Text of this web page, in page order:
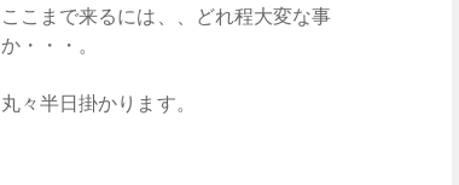
ここまで来るには、、どれ程大変な事
か・・・。
丸々半日掛かります。